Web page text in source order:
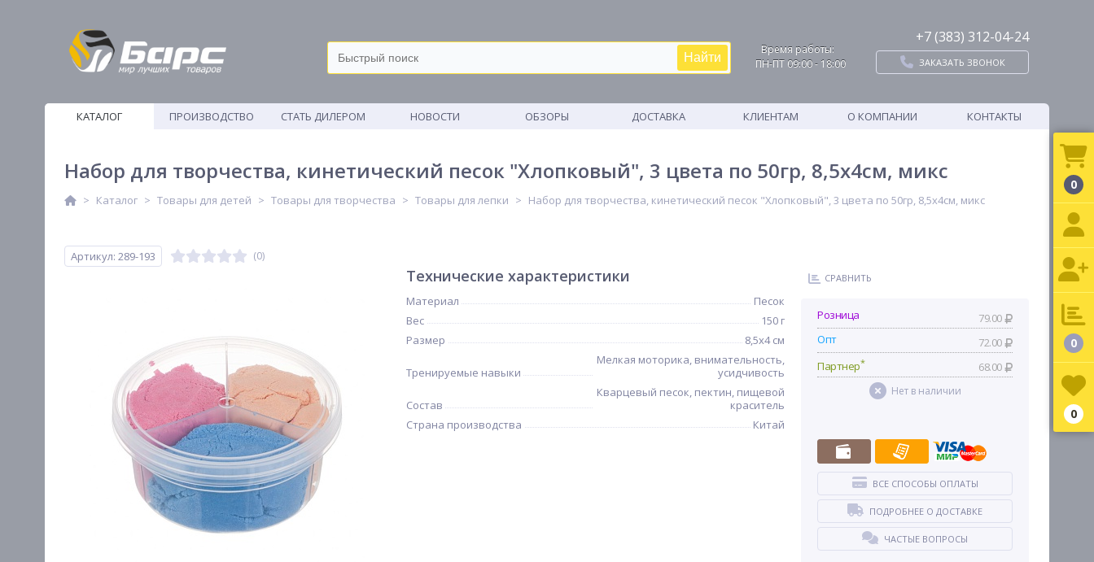
Найти
Время работы:
ПН-ПТ 09:00 - 18:00
+7 (383) 312-04-24
ЗАКАЗАТЬ ЗВОНОК
КАТАЛОГ
ПРОИЗВОДСТВО
СТАТЬ ДИЛЕРОМ НОВОСТИ ОБЗОРЫ ДОСТАВКА КЛИЕНТАМ О КОМПАНИИ КОНТАКТЫ
Набор для творчества, кинетический песок "Хлопковый", 3 цвета по 50гр, 8,5х4см, микс
Каталог Товары для детей Товары для творчества Товары для лепки Набор для творчества, кинетический песок "Хлопковый", 3 цвета по 50гр, 8,5х4см, микс
Артикул: 289-193 (0)
Технические характеристики
Материал
Песок
Вес
150 г
Размер
8,5х4 см
Тренируемые навыки
Мелкая моторика, внимательность,
усидчивость
Состав
Кварцевый песок, пектин, пищевой
краситель
Страна производства
Китай
СРАВНИТЬ
Розница
79.00
Опт
72.00
Партнер* 68.00
Нет в наличии
ВСЕ СПОСОБЫ ОПЛАТЫ
ПОДРОБНЕЕ О ДОСТАВКЕ
ЧАСТЫЕ ВОПРОСЫ
0
0
0